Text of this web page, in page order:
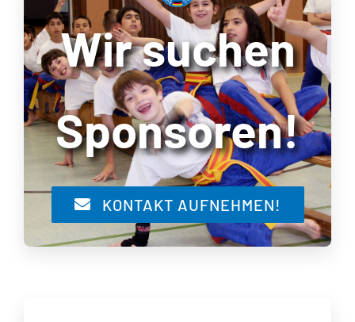
Wir suchen
Sponsoren!
KONTAKT AUFNEHMEN!